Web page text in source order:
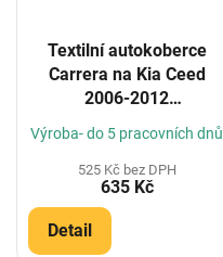
Textilní autokoberce
Carrera na Kia Ceed
2006-2012
(Konfigurátor)
Výroba- do 5 pracovních dnů
525 Kč bez DPH
635 Kč
Detail